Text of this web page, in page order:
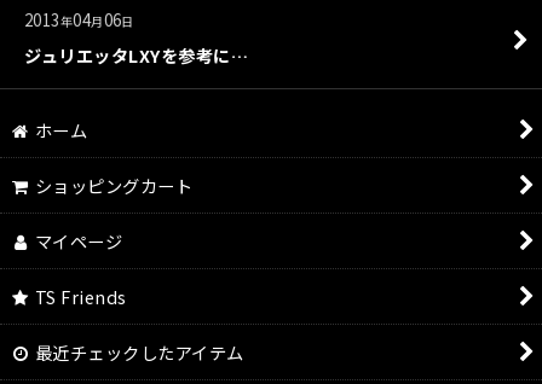
2013年04月06日
ジュリエッタLXYを参考に…
ホーム
ショッピングカート
マイページ
TS Friends
最近チェックしたアイテム